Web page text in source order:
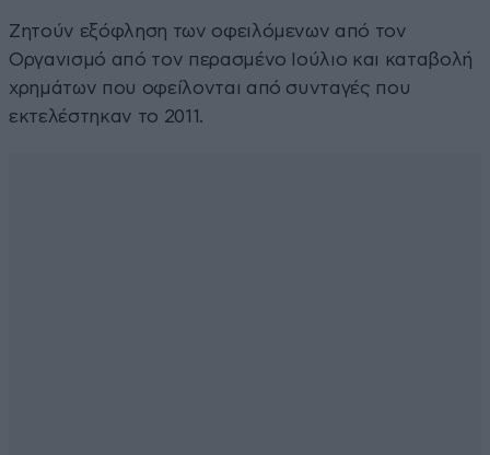
Ζητούν εξόφληση των οφειλόμενων από τον
Οργανισμό από τον περασμένο Ιούλιο και καταβολή
χρημάτων που οφείλονται από συνταγές που
εκτελέστηκαν το 2011.